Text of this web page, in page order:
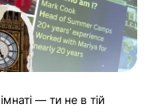
— ти не в тій